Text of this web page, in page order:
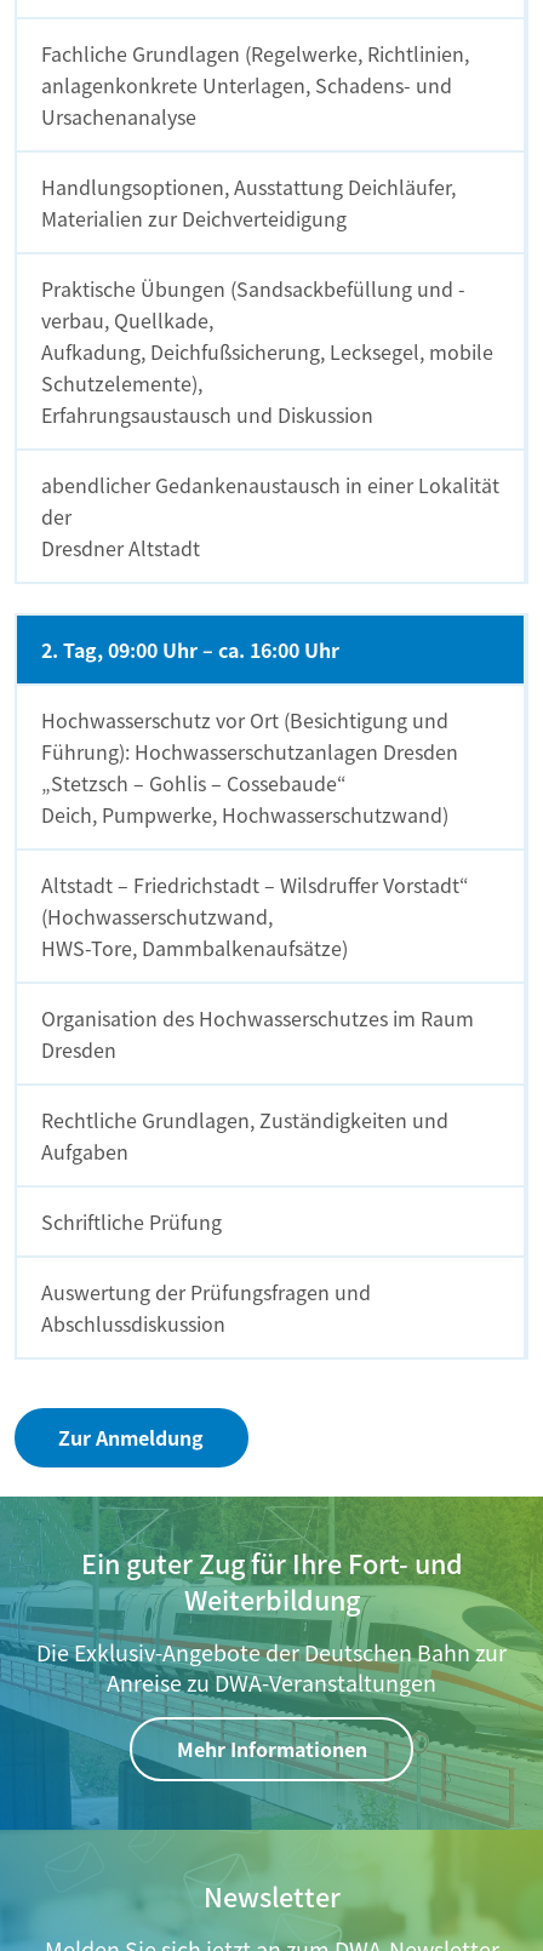
Fachliche Grundlagen (Regelwerke, Richtlinien,
anlagenkonkrete Unterlagen, Schadens- und
Ursachenanalyse
Handlungsoptionen, Ausstattung Deichläufer,
Materialien zur Deichverteidigung
Praktische Übungen (Sandsackbefüllung und -
verbau, Quellkade,
Aufkadung, Deichfußsicherung, Lecksegel, mobile
Schutzelemente),
Erfahrungsaustausch und Diskussion
abendlicher Gedankenaustausch in einer Lokalität
der
Dresdner Altstadt
2. Tag, 09:00 Uhr – ca. 16:00 Uhr
Hochwasserschutz vor Ort (Besichtigung und
Führung): Hochwasserschutzanlagen Dresden
„Stetzsch – Gohlis – Cossebaude“
Deich, Pumpwerke, Hochwasserschutzwand)
Altstadt – Friedrichstadt – Wilsdruffer Vorstadt“
(Hochwasserschutzwand,
HWS-Tore, Dammbalkenaufsätze)
Organisation des Hochwasserschutzes im Raum
Dresden
Rechtliche Grundlagen, Zuständigkeiten und
Aufgaben
Schriftliche Prüfung
Auswertung der Prüfungsfragen und
Abschlussdiskussion
Zur Anmeldung
Ein guter Zug für Ihre Fort- und
Weiterbildung
Die Exklusiv-Angebote der Deutschen Bahn zur
Anreise zu DWA-Veranstaltungen
Mehr Informationen
Newsletter